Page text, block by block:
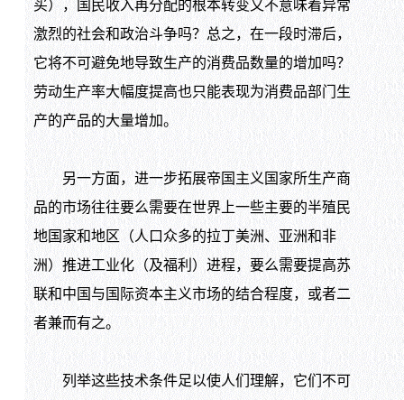
买），国民收入再分配的根本转变又不意味着异常
激烈的社会和政治斗争吗？总之，在一段时滞后，
它将不可避免地导致生产的消费品数量的增加吗？
劳动生产率大幅度提高也只能表现为消费品部门生
产的产品的大量增加。
另一方面，进一步拓展帝国主义国家所生产商
品的市场往往要么需要在世界上一些主要的半殖民
地国家和地区（人口众多的拉丁美洲、亚洲和非
洲）推进工业化（及福利）进程，要么需要提高苏
联和中国与国际资本主义市场的结合程度，或者二
者兼而有之。
列举这些技术条件足以使人们理解，它们不可